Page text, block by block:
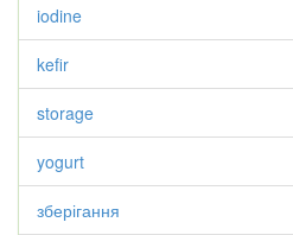
iodine
kefir
storage
yogurt
зберігання